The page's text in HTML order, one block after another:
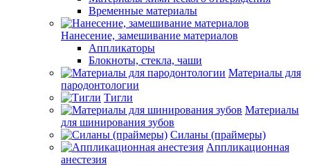
Временные материалы
Нанесение, замешивание материалов
Аппликаторы
Блокноты, стекла, чаши
Материалы для
пародонтологии
Тигли
Материалы
для шинирования зубов
Силаны (праймеры)
Аппликационная
анестезия